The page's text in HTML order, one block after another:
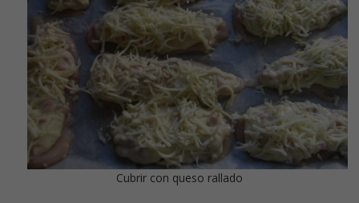
Cubrir con queso rallado